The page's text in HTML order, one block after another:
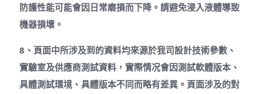
防護性能可能會因日常磨損而下降。請避免浸入液體導致
機器損壞。
8、頁面中所涉及到的資料均來源於我司設計技術參數、
實驗室及供應商測試資料，實際情况會因測試軟體版本、
具體測試環境、具體版本不同而略有差異。頁面涉及的對